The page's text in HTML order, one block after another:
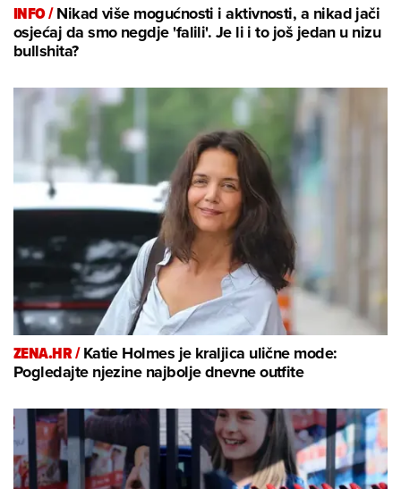
INFO /Nikad više mogućnosti i aktivnosti, a nikad jači
osjećaj da smo negdje 'falili'. Je li i to još jedan u nizu
bullshita?
ZENA.HR /Katie Holmes je kraljica ulične mode:
Pogledajte njezine najbolje dnevne outfite